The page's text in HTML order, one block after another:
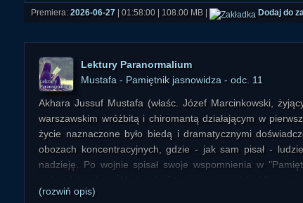
1984-1985 roku) 00:01:50
02) 1992 rok. Widzące Oko Saurona. 13-latek, UFO i
04) OOBE w młodości 00:35:03
05) Zaklęty trójkąt w lesie. Ok. 2000-2001 roku dwójkę
00:46:12
06) Ostatnie zagubienie w Noc Świętojańską 00:55:29
07) Południca i płanetnicy 00:59:05
08) Zjawa kryzysowa i monicja w godzinie śmierci babci
09) Zjawa zmarłej osoby i tajemnica wynajętego
11) Duch kobiety w budynku biura rachunkowego 01:21:27
Premiera: 2026-06-27 | 01:58:00 | 108.00 MB | Dodaj do
Lektury Paranormalium
Mustafa - Pamiętnik jasnowidza - odc. 11
Akhara Jussuf Mustafa (właśc. Józef Marcinkowski,
warszawskim wróżbitą i chiromantą działającym w
życie naznaczone było biedą i dramatycznymi
obozach koncentracyjnych, gdzie - jak sam pisał -
nadzieję. Po wojnie spisał swoje wspomnienia w
(rozwiń opis)